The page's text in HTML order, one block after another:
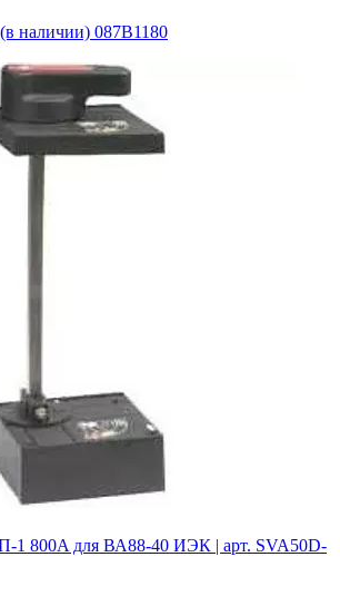
наличии) 087B1180
1 800A для ВА88-40 ИЭК | арт. SVA50D-